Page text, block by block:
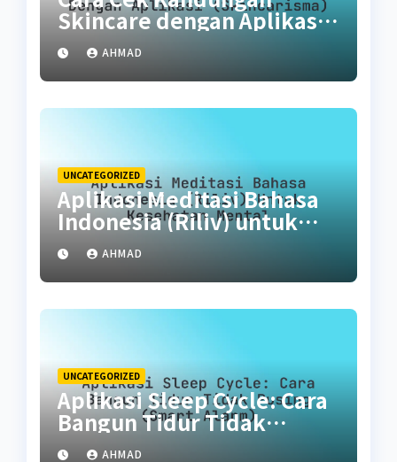
Skincare dengan Aplikasi
(SkinCarisma)
AHMAD
UNCATEGORIZED
Aplikasi Meditasi Bahasa
Indonesia (Riliv) untuk
Kesehatan Mental
AHMAD
UNCATEGORIZED
Aplikasi Sleep Cycle: Cara
Bangun Tidur Tidak
Pusing (Smart Alarm)
AHMAD